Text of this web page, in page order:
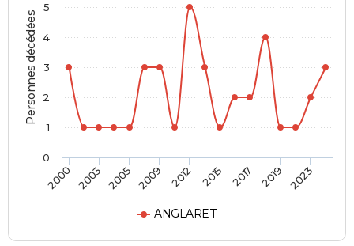
Personnes décédées
ANGLARET
2000 2003 2005 2009 2012 2015 2017 2019 2023
0
1
2
3
4
5